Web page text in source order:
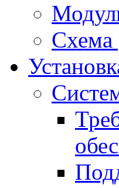
Схема